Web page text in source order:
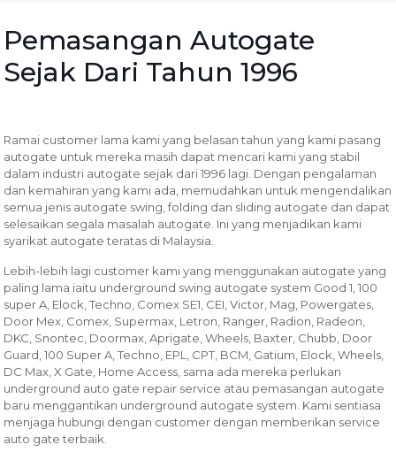
Pemasangan Autogate
Sejak Dari Tahun 1996
Ramai customer lama kami yang belasan tahun yang kami pasang
autogate untuk mereka masih dapat mencari kami yang stabil
dalam industri autogate sejak dari 1996 lagi. Dengan pengalaman
dan kemahiran yang kami ada, memudahkan untuk mengendalikan
semua jenis autogate swing, folding dan sliding autogate dan dapat
selesaikan segala masalah autogate. Ini yang menjadikan kami
syarikat autogate teratas di Malaysia.
Lebih-lebih lagi customer kami yang menggunakan autogate yang
paling lama iaitu underground swing autogate system Good 1, 100
super A, Elock, Techno, Comex SE1, CEI, Victor, Mag, Powergates,
Door Mex, Comex, Supermax, Letron, Ranger, Radion, Radeon,
DKC, Snontec, Doormax, Aprigate, Wheels, Baxter, Chubb, Door
Guard, 100 Super A, Techno, EPL, CPT, BCM, Gatium, Elock, Wheels,
DC Max, X Gate, Home Access, sama ada mereka perlukan
underground auto gate repair service atau pemasangan autogate
baru menggantikan underground autogate system. Kami sentiasa
menjaga hubungi dengan customer dengan memberikan service
auto gate terbaik.